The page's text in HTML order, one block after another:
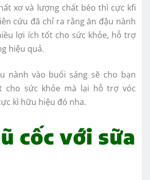
xơ và lượng chất béo thì cực kfi
cứu đã chỉ ra rằng ăn đậu nành
lợi ích tốt cho sức khỏe, hỗ trợ
hiệu quả.
nành vào buổi sáng sẽ cho bạn
cho sức khỏe mà lại hỗ trợ vóc
kì hữu hiệu đó nha.
cốc với sữa